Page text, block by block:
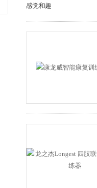
感觉和趣